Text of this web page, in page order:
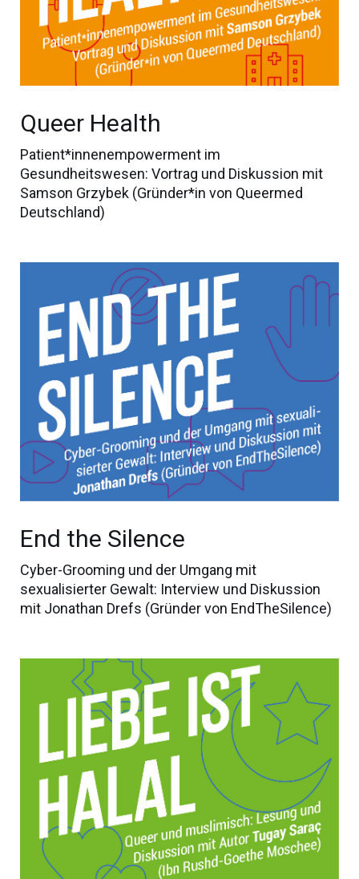
Queer Health
Patient*innenempowerment im
Gesundheitswesen: Vortrag und Diskussion mit
Samson Grzybek (Gründer*in von Queermed
Deutschland)
End the Silence
Cyber-Grooming und der Umgang mit
sexualisierter Gewalt: Interview und Diskussion
mit Jonathan Drefs (Gründer von EndTheSilence)